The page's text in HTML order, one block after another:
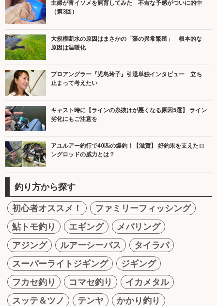
主婦が青イソメを飼育してみた 不吉な予感がついに的中
（第3回）
大規模断水の原因はまさかの「藻の異常繁殖」 根本的な
原因は温暖化
プロアングラー『児島玲子』引退単独インタビュー 立ち
止まって考えたい
キャスト時に【ラインの糸抜けが悪くなる原因5選】 ライン
劣化にもご注意を
アユルアー釣行で40匹の爆釣！【滋賀】 好釣果を支えたロ
ングロッドの威力とは？
釣り方から探す
初心者オススメ！
ファミリーフィッシング
鮎トモ釣り
エギング
メバリング
アジング
ルアーシーバス
タイラバ
スーパーライトジギング
ジギング
フカセ釣り
コマセ釣り
イカメタル
スッテ＆ツノ
テンヤ
かかり釣り